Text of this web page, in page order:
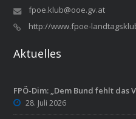
fpoe.klub@ooe.gv.at
http://www.fpoe-
Aktuelles
FPÖ-Dim: „Dem Bund fehlt das
28. Juli 2026